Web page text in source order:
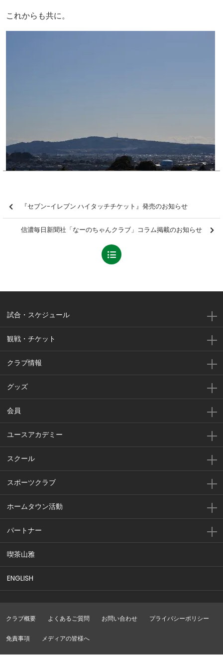
これからも共に。
『セブン-イレブン ハイタッチチケット』発売のお知らせ
信濃毎日新聞社「なーのちゃんクラブ」コラム掲載のお知らせ
試合・スケジュール
観戦・チケット
クラブ情報
グッズ
会員
ユースアカデミー
スクール
スポーツクラブ
ホームタウン活動
パートナー
喫茶山雅
ENGLISH
クラブ概要 よくあるご質問 お問い合わせ プライバシーポリシー
免責事項 メディアの皆様へ